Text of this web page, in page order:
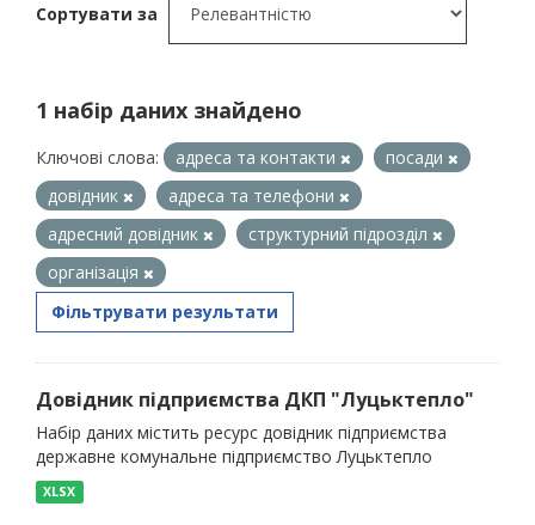
Сортувати за
1 набір даних знайдено
Ключові слова: адреса та контакти
посади
довідник
адреса та телефони
адресний довідник
структурний підрозділ
організація
Фільтрувати результати
Довідник підприємства ДКП "Луцьктепло"
Набір даних містить ресурс довідник підприємства
державне комунальне підприємство Луцьктепло
XLSX